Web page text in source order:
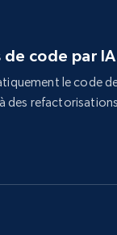
code par IA
le code
des